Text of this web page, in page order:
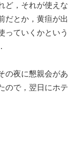
ど，それが使えな
だとか，黄疸が出
っていくかという
の夜に懇親会があ
ので，翌日にホテ